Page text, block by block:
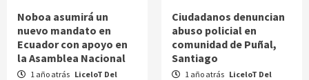
Noboa asumirá un
nuevo mandato en
Ecuador con apoyo en
la Asamblea Nacional
1 año atrás LiceloT Del
Ciudadanos denuncian
abuso policial en
comunidad de Puñal,
Santiago
1 año atrás LiceloT Del